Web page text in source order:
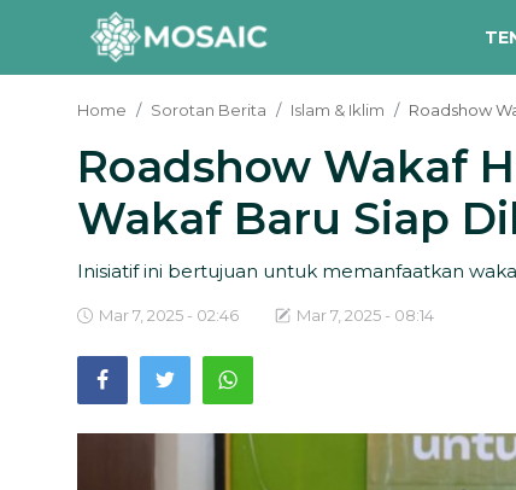
Contact
Tentang Kami
Risalah
Team Kami
Home Sorotan Berita Islam & Iklim Roadshow
Roadshow Wakaf
Wakaf Baru Siap
Inisiatif ini bertujuan untuk memanfaatkan
Mar 7, 2025 - 02:46 Mar 7, 2025 - 08:14